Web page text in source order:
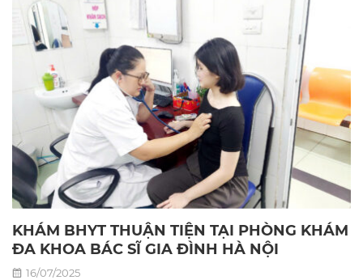
KHÁM BHYT THUẬN TIỆN TẠI PHÒNG KHÁM
ĐA KHOA BÁC SĨ GIA ĐÌNH HÀ NỘI
16/07/2025